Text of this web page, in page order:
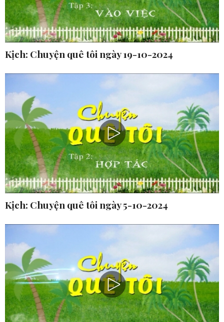
Kịch: Chuyện quê tôi ngày 19-10-2024
Kịch: Chuyện quê tôi ngày 5-10-2024